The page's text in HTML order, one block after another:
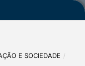
E SOCIEDADE /